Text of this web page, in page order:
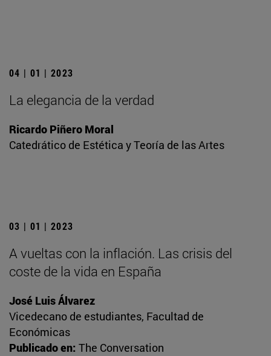
04 | 01 | 2023
La elegancia de la verdad
Ricardo Piñero Moral
Catedrático de Estética y Teoría de las Artes
03 | 01 | 2023
A vueltas con la inflación. Las crisis del
coste de la vida en España
José Luis Álvarez
Vicedecano de estudiantes, Facultad de
Económicas
Publicado en: The Conversation